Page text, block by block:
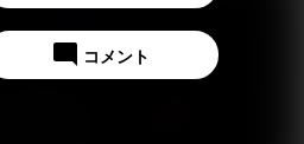
mode_comment コメント